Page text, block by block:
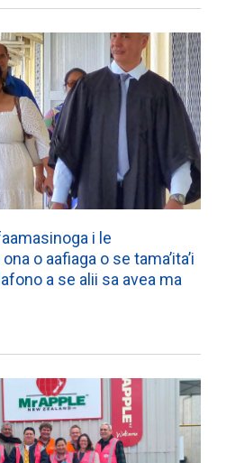
i le
o aafiaga o se tama’ita’i
a se alii sa avea ma